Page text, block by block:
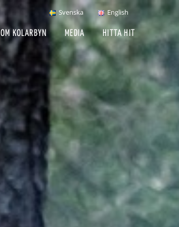
Svenska English
OM KOLARBYN MEDIA HITTA HIT